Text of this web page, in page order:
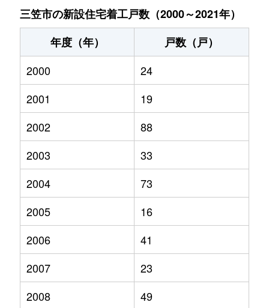
三笠市の新設住宅着工戸数（2000～2021年）
年度（年）
戸数（戸）
2000
24
2001
19
2002
88
2003
33
2004
73
2005
16
2006
41
2007
23
2008
49